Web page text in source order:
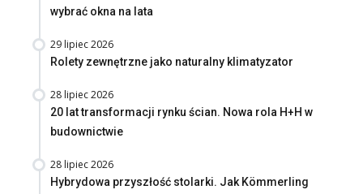
wybrać okna na lata
29 lipiec 2026
Rolety zewnętrzne jako naturalny klimatyzator
28 lipiec 2026
20 lat transformacji rynku ścian. Nowa rola H+H w
budownictwie
28 lipiec 2026
Hybrydowa przyszłość stolarki. Jak Kömmerling